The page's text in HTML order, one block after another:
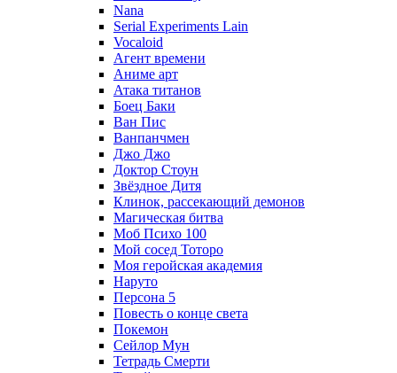
Nana
Serial Experiments Lain
Vocaloid
Агент времени
Аниме арт
Атака титанов
Боец Баки
Ван Пис
Ванпанчмен
Джо Джо
Доктор Стоун
Звёздное Дитя
Клинок, рассекающий демонов
Магическая битва
Моб Психо 100
Мой сосед Тоторо
Моя геройская академия
Наруто
Персона 5
Повесть о конце света
Покемон
Сейлор Мун
Тетрадь Смерти